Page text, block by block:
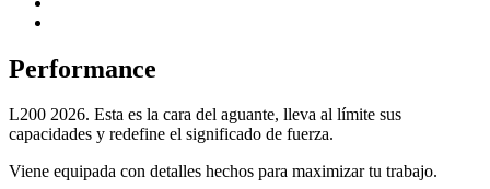
Performance
L200 2026. Esta es la cara del aguante, lleva al límite sus
capacidades y redefine el significado de fuerza.
Viene equipada con detalles hechos para maximizar tu trabajo.